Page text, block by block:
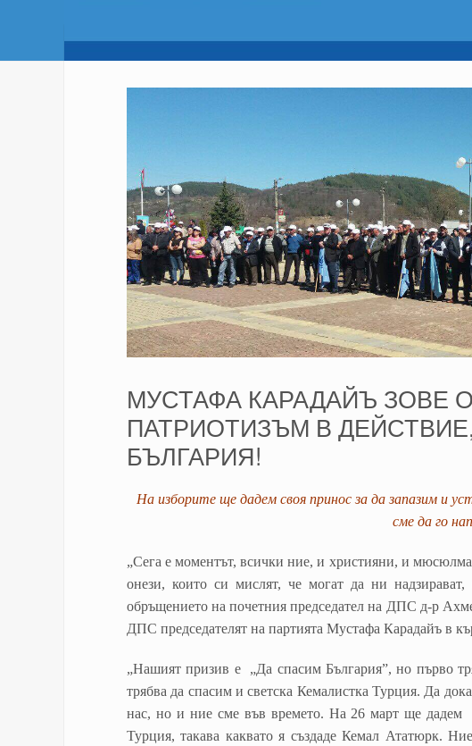
МУСТАФА КАРАДАЙЪ ЗОВЕ
ПАТРИОТИЗЪМ В
БЪЛГАРИЯ!
На изборите ще дадем своя принос за да запазим и
сме да го
„Сега е моментът, всички ние, и християни, и
онези, които си мислят, че могат да ни
обръщението на почетния председател на ДПС д-р
ДПС председателят на партията Мустафа Карадайъ в
„Нашият призив е „Да спасим България”, но първо
трябва да спасим и светска Кемалистка Турция. Да
нас, но и ние сме във времето. На 26 март ще дадем
Турция, такава каквато я създаде Кемал Ататюрк.